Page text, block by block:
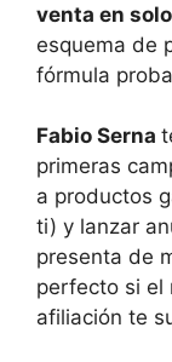
venta en
esquema de
fórmula
Fabio Serna
primeras
a productos
ti) y lanzar
presenta de
perfecto si el
afiliación te